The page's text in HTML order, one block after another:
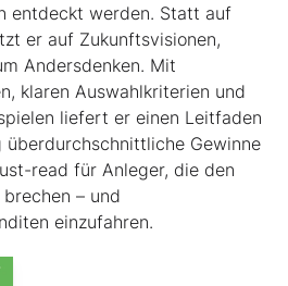
entdeckt werden. Statt auf
er auf Zukunftsvisionen,
Andersdenken. Mit
klaren Auswahlkriterien und
liefert er einen Leit­faden
Gewinne
read für Anleger, die den
– und
einzufahren.